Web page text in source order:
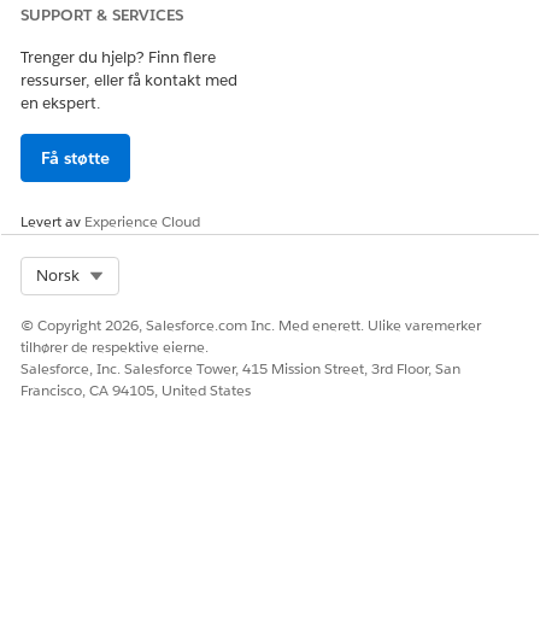
HJALP DENNE ARTIKKELEN MED Å LØSE PROBLEMET DITT?
SUPPORT & SERVICES
Trenger du hjelp? Finn flere
ressurser, eller få kontakt med
en ekspert.
Få støtte
Levert av Experience Cloud
Norsk
© Copyright 2026, Salesforce.com Inc. Med enerett. Ulike varemerker
tilhører de respektive eierne.
Salesforce, Inc. Salesforce Tower, 415 Mission Street, 3rd Floor, San
Francisco, CA 94105, United States